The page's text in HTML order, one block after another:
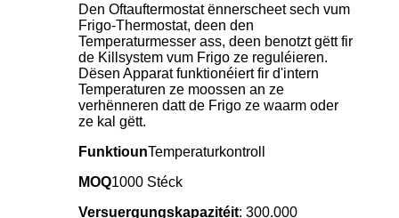
Den Oftauftermostat ënnerscheet sech vum
Frigo-Thermostat, deen den
Temperaturmesser ass, deen benotzt gëtt fir
de Killsystem vum Frigo ze reguléieren.
Dësen Apparat funktionéiert fir d'intern
Temperaturen ze moossen an ze
verhënneren datt de Frigo ze waarm oder
ze kal gëtt.
FunktiounTemperaturkontroll
MOQ1000 Stéck
Versuergungskapazitéit: 300.000